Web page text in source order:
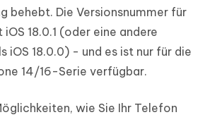
behebt. Die Versionsnummer für
18.0.1 (oder eine andere
iOS 18.0.0) - und es ist nur für die
14/16-Serie verfügbar.
wie Sie Ihr Telefon